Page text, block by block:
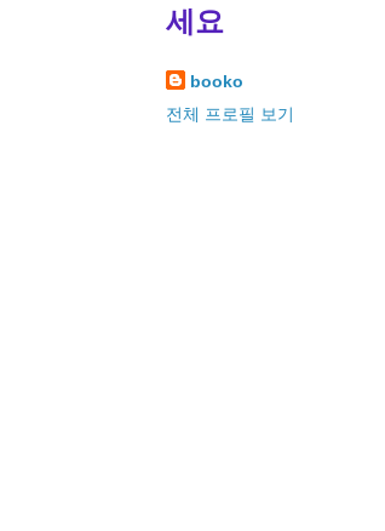
세요
booko
전체 프로필 보기